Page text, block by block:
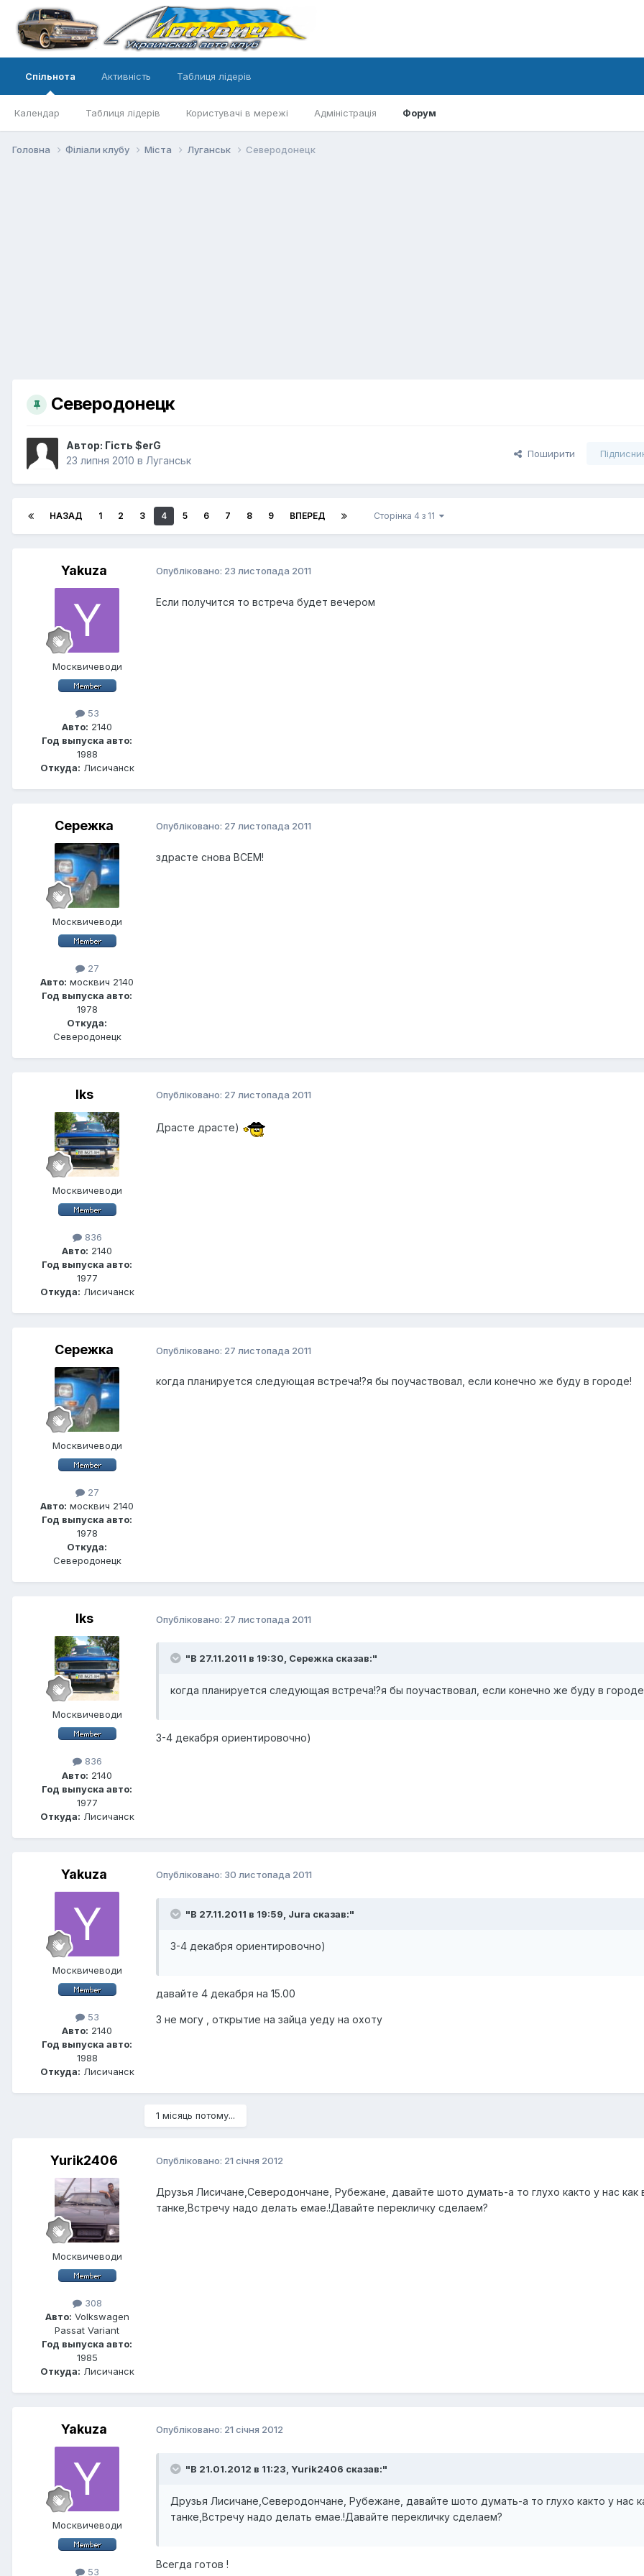
Спільнота
Календар Таблиця лідерів Користувачі в мережі Адміністрація Форум
Активність Таблиця лідерів
Головна Філіали клубу Міста Луганськ Северодонецк
Северодонецк
Автор: Гість $erG
23 липня 2010 в Луганськ
Поширити
НАЗАД 1 2 3 4 5 6 7 8 9 ВПЕРЕД Сторінка 4 з 11
Yakuza
Москвичеводи
53
Авто: 2140
Год выпуска авто:
1988
Откуда: Лисичанск
Опубліковано: 23 листопада 2011
Если получится то встреча будет вечером
Сережка
Москвичеводи
27
Авто: москвич 2140
Год выпуска авто:
1978
Откуда:
Северодонецк
Опубліковано: 27 листопада 2011
здрасте снова ВСЕМ!
Iks
Москвичеводи
836
Авто: 2140
Год выпуска авто:
1977
Откуда: Лисичанск
Опубліковано: 27 листопада 2011
Драсте драсте)
Сережка
Москвичеводи
27
Авто: москвич 2140
Год выпуска авто:
1978
Откуда:
Северодонецк
Опубліковано: 27 листопада 2011
когда планируется следующая встреча!?я бы поучаствовал, если конечно же буду в городе!
Iks
Москвичеводи
836
Авто: 2140
Год выпуска авто:
1977
Откуда: Лисичанск
Опубліковано: 27 листопада 2011
"В 27.11.2011 в 19:30, Сережка сказав:"
когда планируется следующая встреча!?я бы поучаствовал, если конечно же буду в
3-4 декабря ориентировочно)
Yakuza
Москвичеводи
53
Авто: 2140
Год выпуска авто:
1988
Откуда: Лисичанск
Опубліковано: 30 листопада 2011
"В 27.11.2011 в 19:59, Jura сказав:"
3-4 декабря ориентировочно)
давайте 4 декабря на 15.00
3 не могу , открытие на зайца уеду на охоту
1 місяць потому...
Yurik2406
Москвичеводи
308
Авто: Volkswagen
Passat Variant
Год выпуска авто:
1985
Откуда: Лисичанск
Опубліковано: 21 січня 2012
Друзья Лисичане,Северодончане, Рубежане, давайте шото думать-а то глухо както у нас как
танке,Встречу надо делать емае.!Давайте перекличку сделаем?
Yakuza
Москвичеводи
53
Опубліковано: 21 січня 2012
"В 21.01.2012 в 11:23, Yurik2406 сказав:"
Друзья Лисичане,Северодончане, Рубежане, давайте шото думать-а то глухо както у нас
танке,Встречу надо делать емае.!Давайте перекличку сделаем?
Всегда готов !